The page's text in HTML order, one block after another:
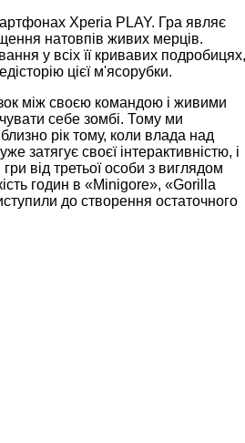
Xperia PLAY. Гра являє
натовпів живих мерців.
у всіх її кривавих подробицях,
цієї м'ясорубки.
між своєю командою і живими
себе зомбі. Тому ми
рік тому, коли влада над
затягує своєї інтерактивністю, і
від третьої особи з виглядом
годин в «Minigore», «Gorilla
до створення остаточного